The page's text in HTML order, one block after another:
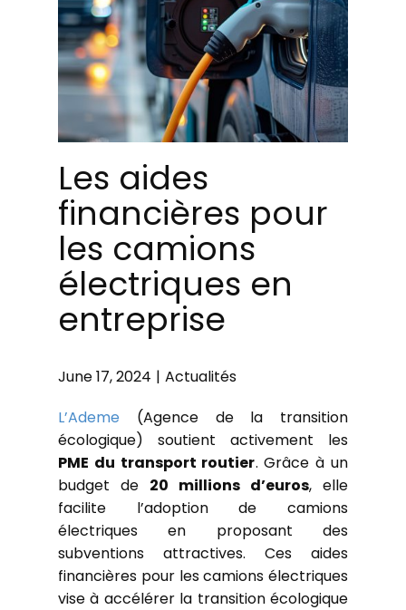
Les aides
financières pour
les camions
électriques en
entreprise
June 17, 2024
Actualités
L’Ademe (Agence de la transition
écologique) soutient activement les
PME du transport routier. Grâce à un
budget de 20 millions d’euros, elle
facilite l’adoption de camions
électriques en proposant des
subventions attractives. Ces aides
financières pour les camions électriques
vise à accélérer la transition écologique